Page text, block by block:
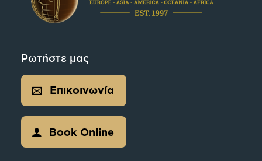
Ρωτήστε μας
Επικοινωνία
Book Online